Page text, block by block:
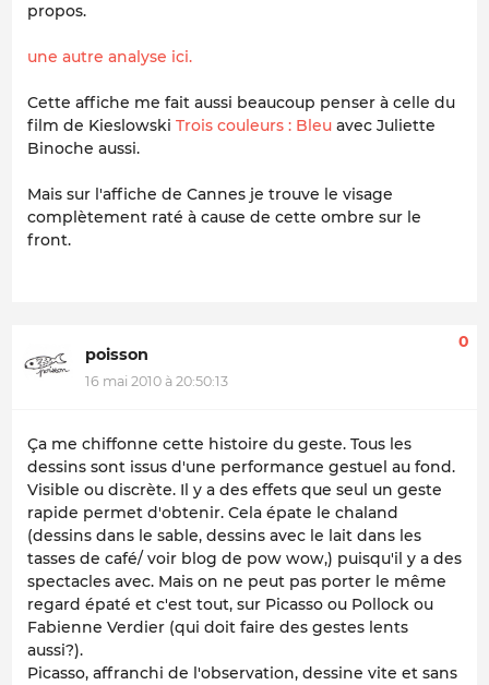
propos.
une autre analyse ici.
Cette affiche me fait aussi beaucoup penser à celle du
film de Kieslowski Trois couleurs : Bleu avec Juliette
Binoche aussi.
Mais sur l'affiche de Cannes je trouve le visage
complètement raté à cause de cette ombre sur le
front.
poisson
16 mai 2010 à 20:50:13
0
Ça me chiffonne cette histoire du geste. Tous les
dessins sont issus d'une performance gestuel au fond.
Visible ou discrète. Il y a des effets que seul un geste
rapide permet d'obtenir. Cela épate le chaland
(dessins dans le sable, dessins avec le lait dans les
tasses de café/ voir blog de pow wow,) puisqu'il y a des
spectacles avec. Mais on ne peut pas porter le même
regard épaté et c'est tout, sur Picasso ou Pollock ou
Fabienne Verdier (qui doit faire des gestes lents
aussi?).
Picasso, affranchi de l'observation, dessine vite et sans